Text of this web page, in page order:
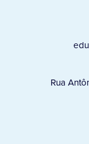
Rua